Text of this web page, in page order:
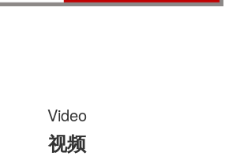
Video
视频